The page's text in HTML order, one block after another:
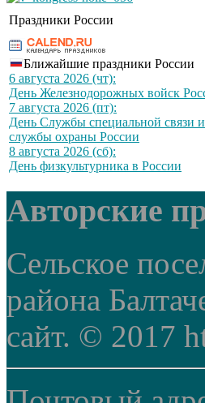
Праздники России
Ближайшие праздники России
6 августа 2026 (чт):
День Железнодорожных войск
7 августа 2026 (пт):
День Службы специальной связи
службы охраны России
8 августа 2026 (сб):
День физкультурника в России
Авторские
Сельское
района
сайт. © 2017